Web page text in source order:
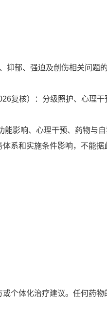
抑郁、强迫及创伤相关问题
复核）：分级照护、心理
能影响、心理干预、药物与
系和实施条件影响，不能
个体化治疗建议。任何药